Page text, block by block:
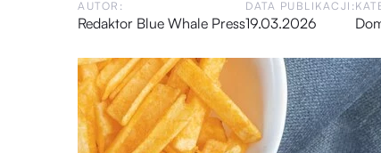
AUTOR:
Redaktor Blue Whale Press
DATA PUBLIKACJI:
19.03.2026